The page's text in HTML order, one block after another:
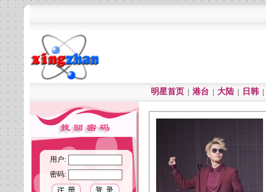
明星首页 港台 大陆 日韩
用户:
密码: